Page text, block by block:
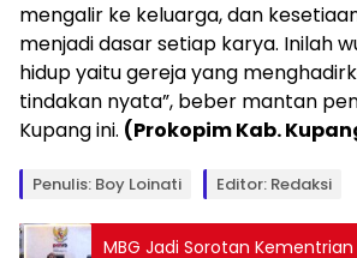
mengalir ke keluarga, dan
menjadi dasar setiap karya. Inilah
hidup yaitu gereja yang
tindakan nyata”, beber mantan
Kupang ini. (Prokopim Kab.
Penulis: Boy Loinati Editor: Redaksi
MBG Jadi Sorotan Kementrian